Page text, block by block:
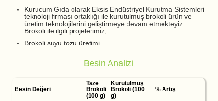
Kurucum Gıda olarak Eksis Endüstriyel Kurutma Sistemleri
teknoloji firması ortaklığı ile kurutulmuş brokoli ürün ve
üretim teknolojilerini geliştirmeye devam etmekteyiz.
Brokoli ile ilgili projelerimiz;
Brokoli suyu tozu üretimi.
Besin Analizi
Besin Değeri
Taze
Brokoli
(100 g)
Kurutulmuş
Brokoli (100
g)
% Artış